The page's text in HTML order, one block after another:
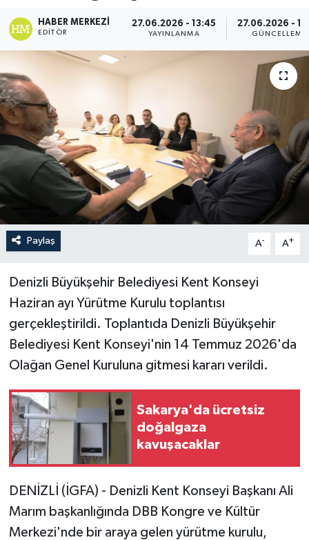
HABER MERKEZI
EDITÖR
27.06.2026 - 13:45
YAYINLANMA
27.06.2026 -
GÜNCELLEME
Paylaş A- A+
Denizli Büyükşehir Belediyesi Kent Konseyi
Haziran ayı Yürütme Kurulu toplantısı
gerçekleştirildi. Toplantıda Denizli Büyükşehir
Belediyesi Kent Konseyi'nin 14 Temmuz 2026'da
Olağan Genel Kuruluna gitmesi kararı verildi.
Sakarya'da ücretsiz
doğalgaza
kavuşacaklar
DENİZLİ (İGFA) - Denizli Kent Konseyi Başkanı Ali
Marım başkanlığında DBB Kongre ve Kültür
Merkezi'nde bir araya gelen yürütme kurulu,